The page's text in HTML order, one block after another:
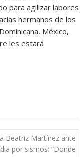
para agilizar labores
hermanos de los
México,
les estará
Beatriz Martínez ante
por sismos: “Donde